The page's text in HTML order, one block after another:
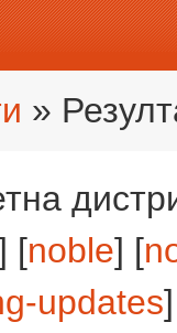
»
[noble] [
updates